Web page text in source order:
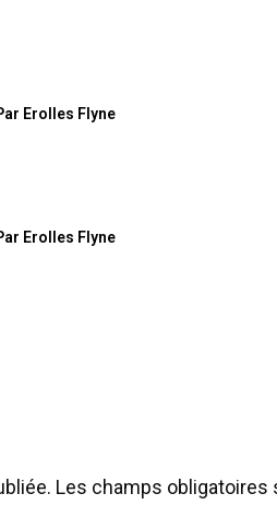
Erolles Flyne
Erolles Flyne
Les champs obligatoires